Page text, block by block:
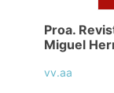
Proa.
Miguel
vv.aa